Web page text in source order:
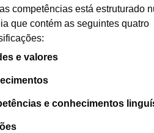
competências está estruturado
que contém as seguintes quatro
e valores
e conhecimentos